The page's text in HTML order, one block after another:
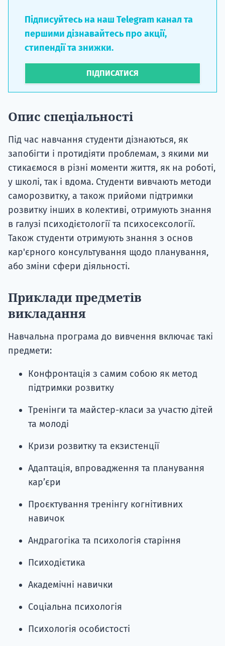
Підписуйтесь на наш Telegram канал та
першими дізнавайтесь про акції,
стипендії та знижки.
ПІДПИСАТИСЯ
Опис спеціальності
Під час навчання студенти дізнаються, як
запобігти і протидіяти проблемам, з якими ми
стикаємося в різні моменти життя, як на роботі,
у школі, так і вдома. Студенти вивчають методи
саморозвитку, а також прийоми підтримки
розвитку інших в колективі, отримують знання
в галузі психодієтології та психосексології.
Також студенти отримують знання з основ
кар'єрного консультування щодо планування,
або зміни сфери діяльності.
Приклади предметів
викладання
Навчальна програма до вивчення включає такі
предмети:
Конфронтація з самим собою як метод
підтримки розвитку
Тренінги та майстер-класи за участю дітей
та молоді
Кризи розвитку та екзистенції
Адаптація, впровадження та планування
кар’єри
Проєктування тренінгу когнітивних
навичок
Андрагогіка та психологія старіння
Психодієтика
Академічні навички
Соціальна психологія
Психологія особистості